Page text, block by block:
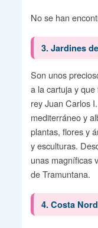
No se han
3. Jardines
Son unos
a la cartuja y
rey Juan Carlos
mediterráneo y
plantas, flores y
y esculturas.
unas magníficas
de Tramuntana.
4. Costa Nord